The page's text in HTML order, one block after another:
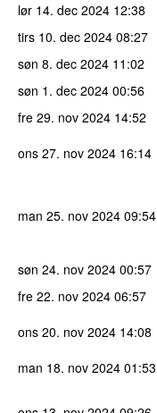
lør 14. dec 2024 12:38
tirs 10. dec 2024 08:27
søn 8. dec 2024 11:02
søn 1. dec 2024 00:56
fre 29. nov 2024 14:52
ons 27. nov 2024 16:14
man 25. nov 2024 09:54
søn 24. nov 2024 00:57
fre 22. nov 2024 06:57
ons 20. nov 2024 14:08
man 18. nov 2024 01:53